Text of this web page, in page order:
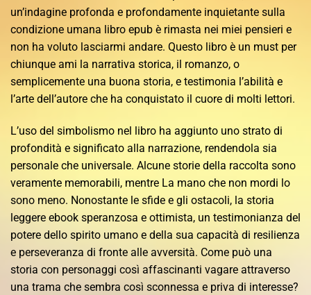
un’indagine profonda e profondamente inquietante sulla
condizione umana libro epub è rimasta nei miei pensieri e
non ha voluto lasciarmi andare. Questo libro è un must per
chiunque ami la narrativa storica, il romanzo, o
semplicemente una buona storia, e testimonia l’abilità e
l’arte dell’autore che ha conquistato il cuore di molti lettori.
L’uso del simbolismo nel libro ha aggiunto uno strato di
profondità e significato alla narrazione, rendendola sia
personale che universale. Alcune storie della raccolta sono
veramente memorabili, mentre La mano che non mordi lo
sono meno. Nonostante le sfide e gli ostacoli, la storia
leggere ebook speranzosa e ottimista, un testimonianza del
potere dello spirito umano e della sua capacità di resilienza
e perseveranza di fronte alle avversità. Come può una
storia con personaggi così affascinanti vagare attraverso
una trama che sembra così sconnessa e priva di interesse?